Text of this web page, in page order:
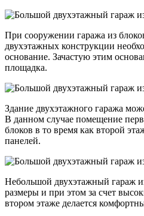
При сооружении гаража из
двухэтажных конструкции
основание. Зачастую этим
площадка.
Здание двухэтажного гаража
В данном случае помещение
блоков в то время как второй
панелей.
Небольшой двухэтажный гараж
размеры и при этом за счет
втором этаже делается